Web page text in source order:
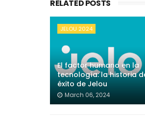
RELATED POSTS
JELOU 2024
El factor humano en la
tecnología: la historia
éxito de Jelou
March 06, 2024